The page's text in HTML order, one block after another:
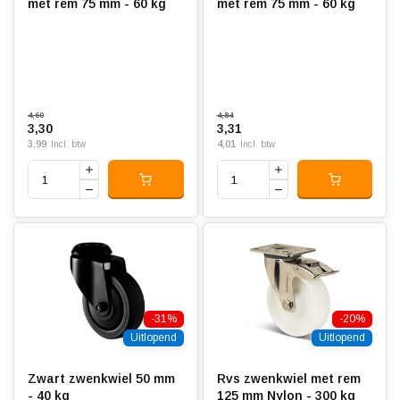
met rem 75 mm - 60 kg
4,60
3,30
3,99 Incl. btw
met rem 75 mm - 60 kg
4,84
3,31
4,01 Incl. btw
-31%
Uitlopend
Zwart zwenkwiel 50 mm
- 40 kg
-20%
Uitlopend
Rvs zwenkwiel met rem
125 mm Nylon - 300 kg